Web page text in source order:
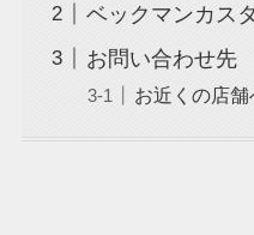
ベックマンカス
お問い合わせ先
お近くの店